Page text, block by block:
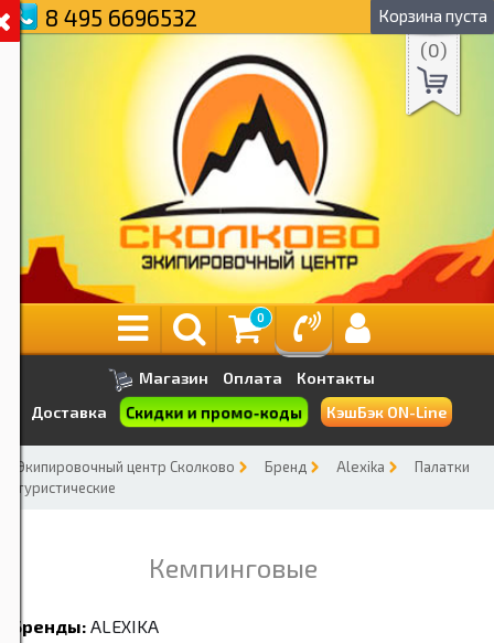
8 495 6696532 Корзина пуста
(0)
0
Магазин Оплата
Контакты
Доставка
Скидки и промо-коды КэшБэк ON-Line
Экипировочный центр Сколково Бренд Alexika
Палатки
туристические
Кемпинговые
Бренды: ALEXIKA